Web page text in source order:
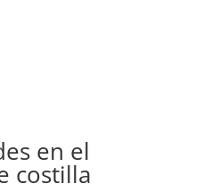
en el
costilla